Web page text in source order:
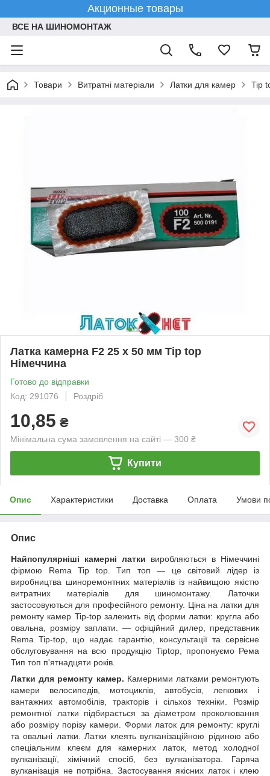
Акционные товары
ВСЕ НА ШИНОМОНТАЖ
Товари Витратні матеріали Латки для камер Tip
Латка камерна F2 25 х 50 мм Tip top
Німеччина
Готово до відправки
Код: 291076
Роздріб
10,85 ₴
Мінімальна сума замовлення на сайті — 300 ₴
Купити
Опис Характеристики Доставка Оплата Умови
Опис
Найпопулярніші камерні латки виробляються в Німеччині
фірмою Rema Tip top. Тип топ — це світовий лідер із
виробництва шиноремонтних матеріалів із найвищою якістю
витратних матеріалів для шиномонтажу. Латочки
застосовуються для професійного ремонту. Ціна на латки для
ремонту камер Tip-top залежить від форми латки: кругла або
овальна, розміру заплати. — офіційний дилер, представник
Rema Tip-top, що надає гарантію, консультації та сервісне
обслуговування на всю продукцію Tiptop, пропонуємо Рема
Тип топ п'ятнадцяти років.
Латки для ремонту камер. Камерними латками ремонтують
камери велосипедів, мотоциклів, автобусів, легкових і
вантажних автомобілів, тракторів і сільхоз техніки. Розмір
ремонтної латки підбирається за діаметром проколювання
або розміру порізу камери. Форми латок для ремонту: круглі
та овальні латки. Латки клеять вулканізаційною рідиною або
спеціальним клеєм для камерних латок, метод холодної
вулканізації, хімічний спосіб, без вулканізатора. Гаряча
вулканізація не потрібна. Застосування якісних латок і клею